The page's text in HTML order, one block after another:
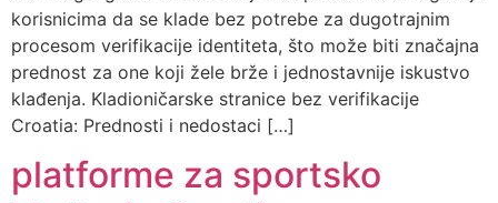
korisnicima da se klade bez potrebe za dugotrajnim
procesom verifikacije identiteta, što može biti značajna
prednost za one koji žele brže i jednostavnije iskustvo
klađenja. Kladioničarske stranice bez verifikacije
Croatia: Prednosti i nedostaci […]
platforme za sportsko